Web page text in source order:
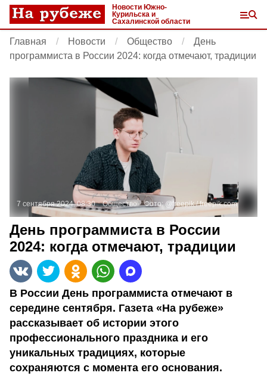
Новости Южно-
Курильска и
Сахалинской области
Главная Новости Общество
День
программиста в России 2024: когда отмечают, традиции
7 сентября 2024, 08:30 Общество Фото:@freepik /freepik.com
День программиста в России
2024: когда отмечают, традиции
В России День программиста отмечают в
середине сентября. Газета «На рубеже»
рассказывает об истории этого
профессионального праздника и его
уникальных традициях, которые
сохраняются с момента его основания.